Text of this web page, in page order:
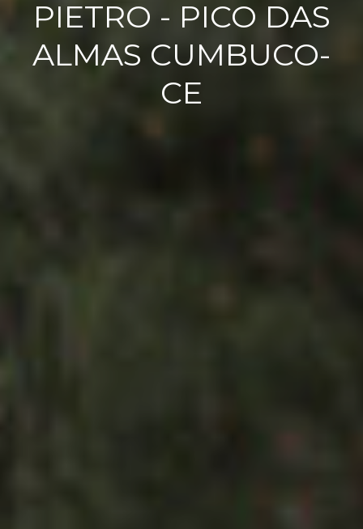
PIETRO - PICO DAS
ALMAS CUMBUCO-
CE